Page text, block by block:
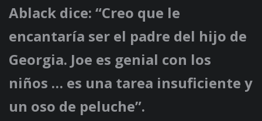
Ablack dice: “Creo que le
encantaría ser el padre del hijo de
Georgia. Joe es genial con los
niños … es una tarea insuficiente y
un oso de peluche”.